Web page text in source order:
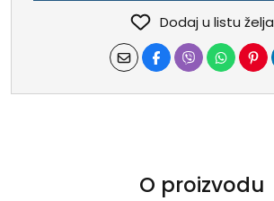
Dodaj u listu želja
O proizvodu